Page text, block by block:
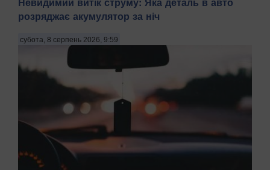
розряджає акумулятор за ніч
субота, 8 серпень 2026, 9:59